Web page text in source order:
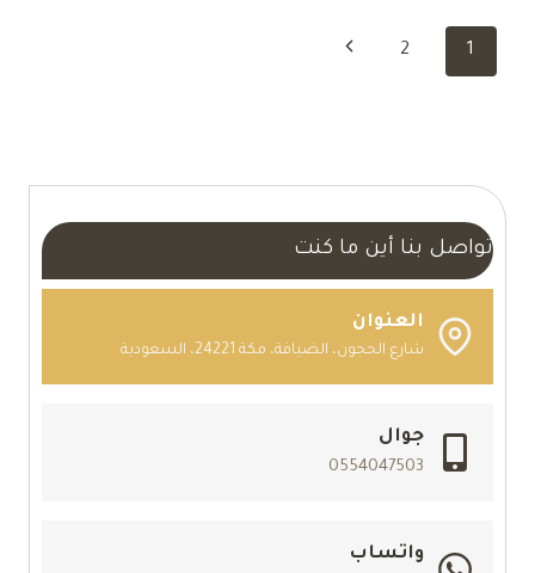
تنقل
1
2 الصفحة
تواصل بنا أين ما كنت
العنوان
شارع الحجون، الضيافة، مكة 24221، السعودية
جوال
0554047503
واتساب